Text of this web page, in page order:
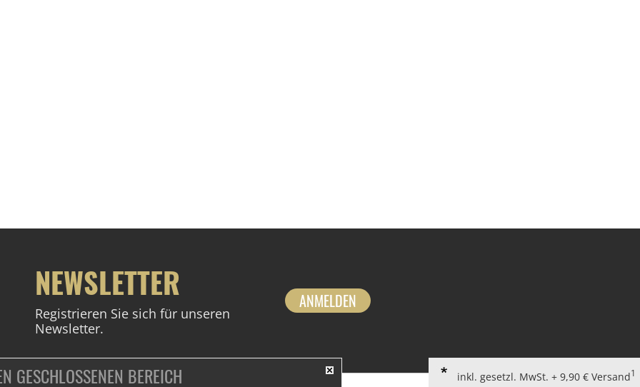
NEWSLETTER
Registrieren Sie sich für unseren
Newsletter.
ANMELDEN
GESCHLOSSENEN BEREICH inkl. gesetzl. MwSt. + 9,90 € Versand1